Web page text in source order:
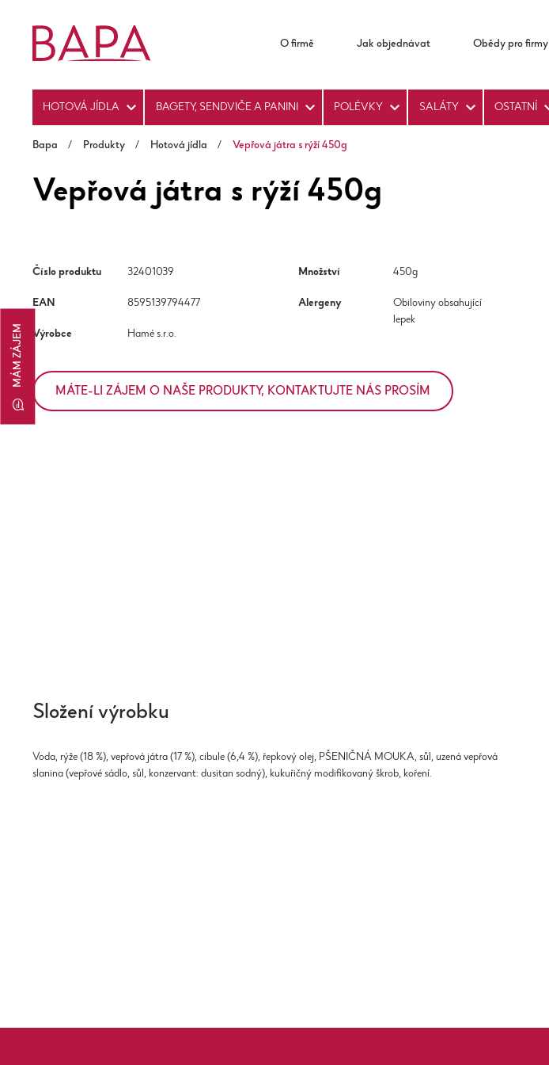
MÁM ZÁJEM
HOTOVÁ JÍDLA BAGETY, SENDVIČE A PANINI POLÉVKY SALÁTY OSTATNÍ
O firmě Jak objednávat Obědy pro firmy
Bapa / Produkty / Hotová jídla / Vepřová játra s rýží 450g
Vepřová játra s rýží 450g
Číslo produktu 32401039
EAN 8595139794477
Výrobce Hamé s.r.o.
Množství 450g
Alergeny
Obiloviny obsahující
lepek
MÁTE-LI ZÁJEM O NAŠE PRODUKTY, KONTAKTUJTE NÁS PROSÍM
Složení výrobku
Voda, rýže (18 %), vepřová játra (17 %), cibule (6,4 %), řepkový olej, PŠENIČNÁ MOUKA, sůl, uzená vepřová
slanina (vepřové sádlo, sůl, konzervant: dusitan sodný), kukuřičný modifikovaný škrob, koření.